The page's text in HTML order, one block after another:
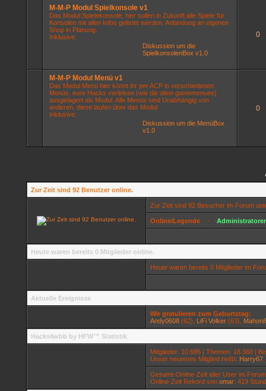
M-M-P Modul Spielkonsole v1
Das Modul Spielekonsole, hier sollen in Zukunft alle Spiele für
Konsolen mit allen Infos gelistet werden. Anbindung an eigenen
Shop in Planung.
Inklusive:
Diskussion um die
SpielkonsolenBox v1.0
0
M-M-P Modul Menü v1
Das Modul Menü hier könnt ihr per ACP in verschiedenen
Menüs, eure Hacks verlinken (wie die alten gamemenues)
ausgelagert als Modul. Alle Menüs sind Unabhängig von
anderen, diese laufen über das Modul
Inklusive:
Diskussion um die MenüBox
v1.0
0
Zur Zeit sind 92 Benutzer online.
Zur Zeit sind 92 Besucher im Forum
Online/Legende -
Heute waren bereits 0 Mitglieder online.
Heute waren bereits 0 Mitglieder im
Aktuelle Ereignisse
Wir gratulieren zum Geburtstag:
Andy0608 (62), LiFi Volker (63),
Hacks4wbb by HFW™ Statistik
Mitglieder: 10.686 | Themen: 16.360 |
Unser neuestes Mitglied heißt: Harry67
Gesamt-Online-Zeit aller User im
Online-Zeit Rekord von omar: 419